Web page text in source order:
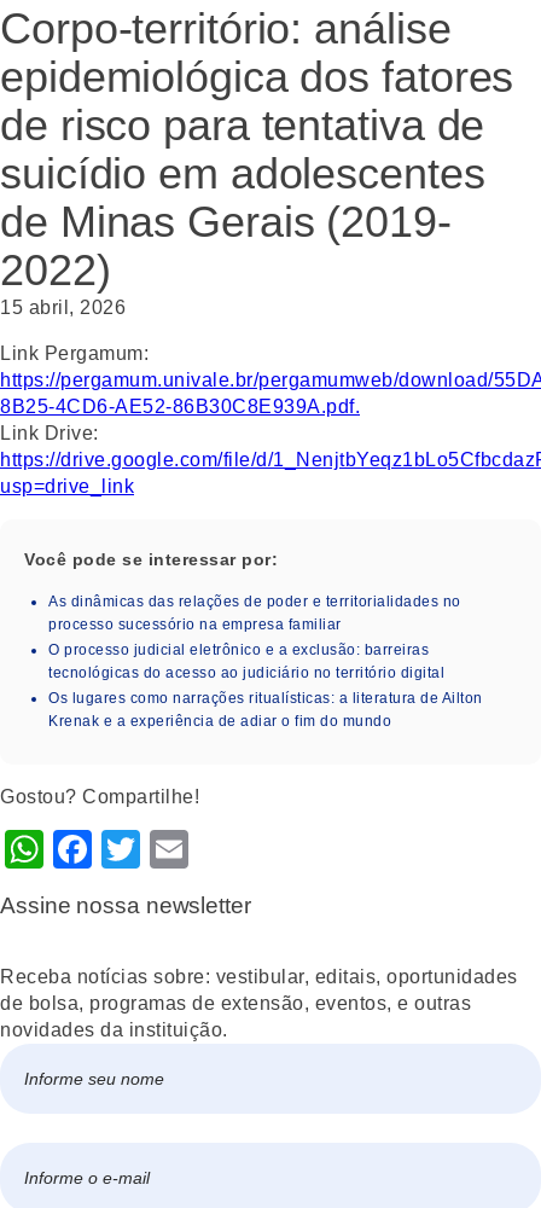
Corpo-território: análise
epidemiológica dos fatores
de risco para tentativa de
suicídio em adolescentes
de Minas Gerais (2019-
2022)
15 abril, 2026
Link Pergamum:
https://pergamum.univale.br/pergamumweb/download/
8B25-4CD6-AE52-86B30C8E939A.pdf.
Link Drive:
https://drive.google.com/file/d/
usp=drive_link
Você pode se interessar por:
As dinâmicas das relações de poder e territorialidades no
processo sucessório na empresa familiar
O processo judicial eletrônico e a exclusão: barreiras
tecnológicas do acesso ao judiciário no território digital
Os lugares como narrações ritualísticas: a literatura de Ailton
Krenak e a experiência de adiar o fim do mundo
Gostou? Compartilhe!
WhatsApp
Facebook
Twitter
Assine nossa newsletter
Receba notícias sobre: vestibular, editais, oportunidades
de bolsa, programas de extensão, eventos, e outras
novidades da instituição.
mail